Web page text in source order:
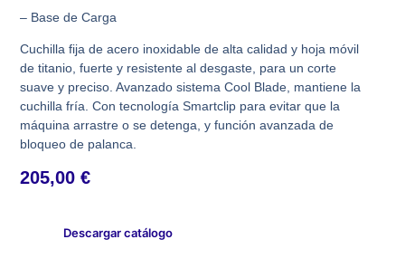
– Base de Carga
Cuchilla fija de acero inoxidable de alta calidad y hoja móvil
de titanio, fuerte y resistente al desgaste, para un corte
suave y preciso. Avanzado sistema Cool Blade, mantiene la
cuchilla fría. Con tecnología Smartclip para evitar que la
máquina arrastre o se detenga, y función avanzada de
bloqueo de palanca.
205,00€
Descargar catálogo